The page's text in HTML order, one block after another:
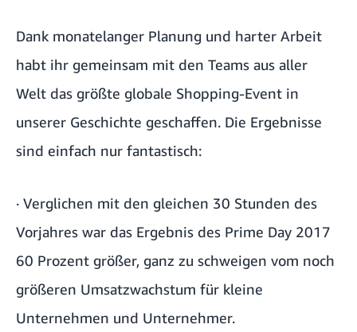
Dank monatelanger Planung und harter Arbeit
habt ihr gemeinsam mit den Teams aus aller
Welt das größte globale Shopping-Event in
unserer Geschichte geschaffen. Die Ergebnisse
sind einfach nur fantastisch:
· Verglichen mit den gleichen 30 Stunden des
Vorjahres war das Ergebnis des Prime Day 2017
60 Prozent größer, ganz zu schweigen vom noch
größeren Umsatzwachstum für kleine
Unternehmen und Unternehmer.